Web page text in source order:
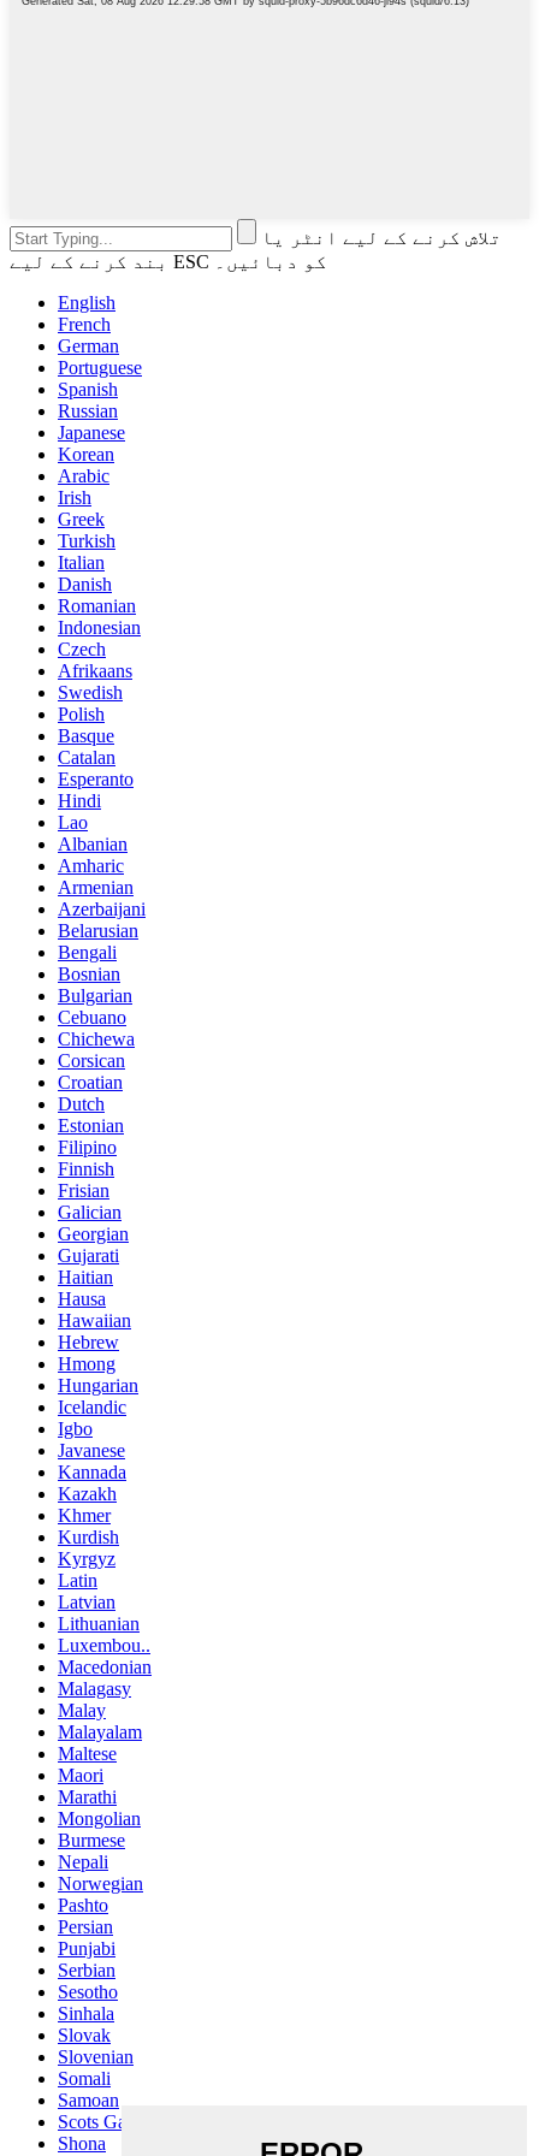
تلاش کرنے کے لیے انٹر یا
بند کرنے کے لیے ESC کو دبائیں۔
English
French
German
Portuguese
Spanish
Russian
Japanese
Korean
Arabic
Irish
Greek
Turkish
Italian
Danish
Romanian
Indonesian
Czech
Afrikaans
Swedish
Polish
Basque
Catalan
Esperanto
Hindi
Lao
Albanian
Amharic
Armenian
Azerbaijani
Belarusian
Bengali
Bosnian
Bulgarian
Cebuano
Chichewa
Corsican
Croatian
Dutch
Estonian
Filipino
Finnish
Frisian
Galician
Georgian
Gujarati
Haitian
Hausa
Hawaiian
Hebrew
Hmong
Hungarian
Icelandic
Igbo
Javanese
Kannada
Kazakh
Khmer
Kurdish
Kyrgyz
Latin
Latvian
Lithuanian
Luxembou..
Macedonian
Malagasy
Malay
Malayalam
Maltese
Maori
Marathi
Mongolian
Burmese
Nepali
Norwegian
Pashto
Persian
Punjabi
Serbian
Sesotho
Sinhala
Slovak
Slovenian
Somali
Samoan
Scots Gaelic
Shona